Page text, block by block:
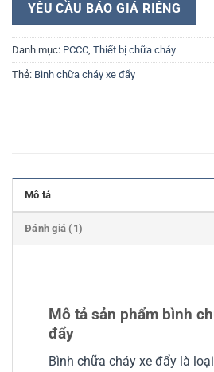
YÊU CẦU BÁO GIÁ RIÊNG
Danh mục: PCCC Thiết bị chữa cháy
Thẻ: Bình chữa cháy xe đẩy
Mô tả
Đánh giá (1)
Mô tả sản phẩm bình
đẩy
Bình chữa cháy xe đẩy là